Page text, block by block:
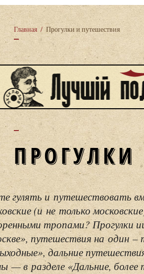
Главная / Прогулки и путешествия
гулять и путешествовать
(и не только
тропами? Прогулки
путешествия на один –
дальние
— в разделе «Дальние, более